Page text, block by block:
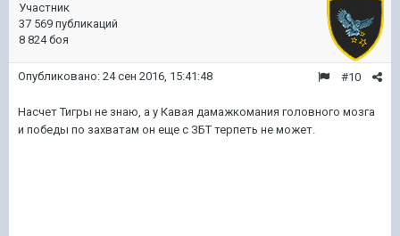
Участник
37 569 публикаций
8 824 боя
#10
Опубликовано: 24 сен 2016, 15:41:48
Насчет Тигры не знаю, а у Кавая дамажкомания головного мозга
и победы по захватам он еще с ЗБТ терпеть не может.